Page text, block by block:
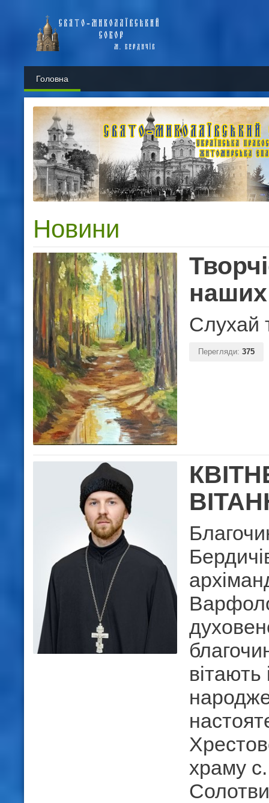
Головна
Новини
Слухай
Перегляди: 375
вітають
храму